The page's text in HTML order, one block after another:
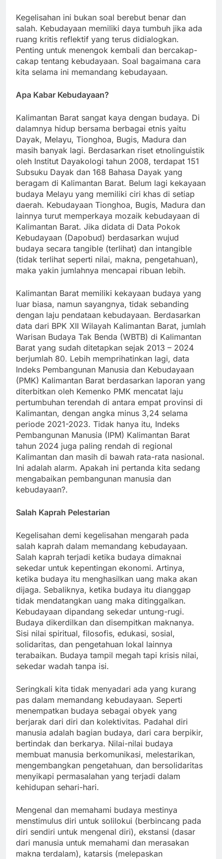
Kegelisahan ini bukan soal berebut benar dan
salah. Kebudayaan memiliki daya tumbuh jika ada
ruang kritis reflektif yang terus didialogkan.
Penting untuk menengok kembali dan bercakap-
cakap tentang kebudayaan. Soal bagaimana cara
kita selama ini memandang kebudayaan.
Apa Kabar Kebudayaan?
Kalimantan Barat sangat kaya dengan budaya. Di
dalamnya hidup bersama berbagai etnis yaitu
Dayak, Melayu, Tionghoa, Bugis, Madura dan
masih banyak lagi. Berdasarkan riset etnolinguistik
oleh Institut Dayakologi tahun 2008, terdapat 151
Subsuku Dayak dan 168 Bahasa Dayak yang
beragam di Kalimantan Barat. Belum lagi kekayaan
budaya Melayu yang memiliki ciri khas di setiap
daerah. Kebudayaan Tionghoa, Bugis, Madura dan
lainnya turut memperkaya mozaik kebudayaan di
Kalimantan Barat. Jika didata di Data Pokok
Kebudayaan (Dapobud) berdasarkan wujud
budaya secara tangible (terlihat) dan intangible
(tidak terlihat seperti nilai, makna, pengetahuan),
maka yakin jumlahnya mencapai ribuan lebih.
Kalimantan Barat memiliki kekayaan budaya yang
luar biasa, namun sayangnya, tidak sebanding
dengan laju pendataan kebudayaan. Berdasarkan
data dari BPK XII Wilayah Kalimantan Barat, jumlah
Warisan Budaya Tak Benda (WBTB) di Kalimantan
Barat yang sudah ditetapkan sejak 2013 – 2024
berjumlah 80. Lebih memprihatinkan lagi, data
Indeks Pembangunan Manusia dan Kebudayaan
(PMK) Kalimantan Barat berdasarkan laporan yang
diterbitkan oleh Kemenko PMK mencatat laju
pertumbuhan terendah di antara empat provinsi di
Kalimantan, dengan angka minus 3,24 selama
periode 2021-2023. Tidak hanya itu, Indeks
Pembangunan Manusia (IPM) Kalimantan Barat
tahun 2024 juga paling rendah di regional
Kalimantan dan masih di bawah rata-rata nasional.
Ini adalah alarm. Apakah ini pertanda kita sedang
mengabaikan pembangunan manusia dan
kebudayaan?.
Salah Kaprah Pelestarian
Kegelisahan demi kegelisahan mengarah pada
salah kaprah dalam memandang kebudayaan.
Salah kaprah terjadi ketika budaya dimaknai
sekedar untuk kepentingan ekonomi. Artinya,
ketika budaya itu menghasilkan uang maka akan
dijaga. Sebaliknya, ketika budaya itu dianggap
tidak mendatangkan uang maka ditinggalkan.
Kebudayaan dipandang sekedar untung-rugi.
Budaya dikerdilkan dan disempitkan maknanya.
Sisi nilai spiritual, filosofis, edukasi, sosial,
solidaritas, dan pengetahuan lokal lainnya
terabaikan. Budaya tampil megah tapi krisis nilai,
sekedar wadah tanpa isi.
Seringkali kita tidak menyadari ada yang kurang
pas dalam memandang kebudayaan. Seperti
menempatkan budaya sebagai obyek yang
berjarak dari diri dan kolektivitas. Padahal diri
manusia adalah bagian budaya, dari cara berpikir,
bertindak dan berkarya. Nilai-nilai budaya
membuat manusia berkomunikasi, melestarikan,
mengembangkan pengetahuan, dan bersolidaritas
menyikapi permasalahan yang terjadi dalam
kehidupan sehari-hari.
Mengenal dan memahami budaya mestinya
menstimulus diri untuk solilokui (berbincang pada
diri sendiri untuk mengenal diri), ekstansi (dasar
dari manusia untuk memahami dan merasakan
makna terdalam), katarsis (melepaskan